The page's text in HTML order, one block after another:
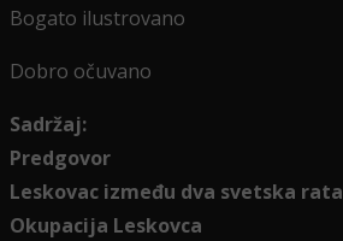
Bogato ilustrovano
Dobro očuvano
Sadržaj:
Predgovor
Leskovac između dva svetska rata
Okupacija Leskovca